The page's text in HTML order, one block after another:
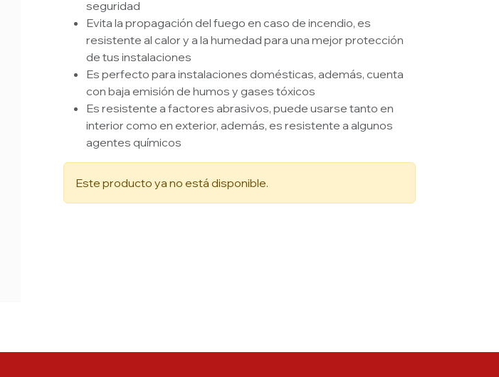
seguridad
Evita la propagación del fuego en caso de incendio, es
resistente al calor y a la humedad para una mejor protección
de tus instalaciones
Es perfecto para instalaciones domésticas, además, cuenta
con baja emisión de humos y gases tóxicos
Es resistente a factores abrasivos, puede usarse tanto en
interior como en exterior, además, es resistente a algunos
agentes químicos
Este producto ya no está disponible.